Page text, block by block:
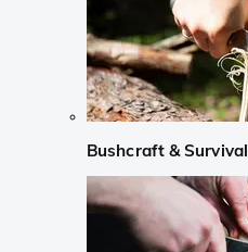
Bushcraft & Survival